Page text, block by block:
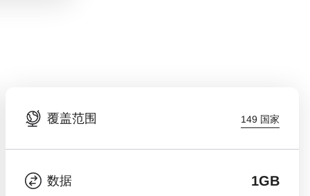
覆盖范围 149 国家
数据 1GB